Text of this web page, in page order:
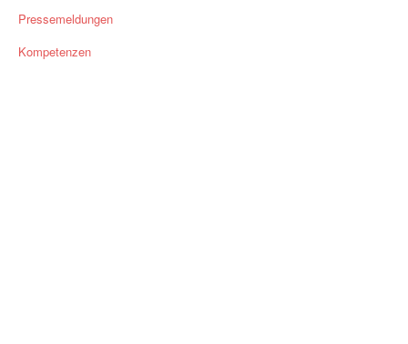
Pressemeldungen
Kompetenzen